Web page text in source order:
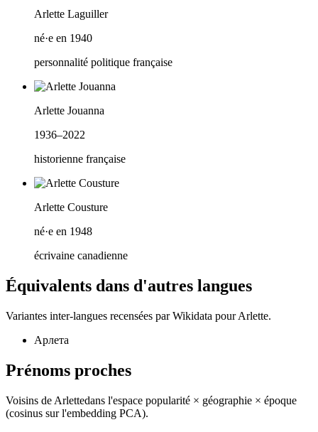
Arlette Laguiller
né·e en 1940
personnalité politique française
Arlette Jouanna
1936–2022
historienne française
Arlette Cousture
né·e en 1948
écrivaine canadienne
Équivalents dans d'autres langues
Variantes inter-langues recensées par Wikidata pourArlette.
Арлета
Prénoms proches
Voisins de Arlettedans l'espace popularité × géographie × époque
(cosinus sur l'embedding PCA).